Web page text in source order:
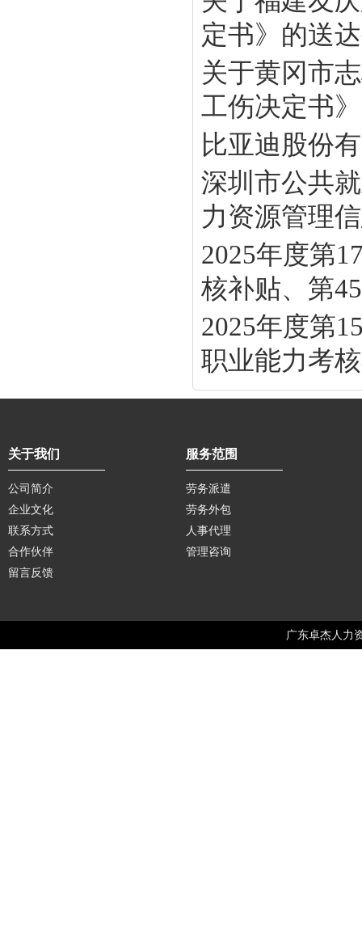
定书》的送
关于黄冈市
工伤决定书
比亚迪股份
深圳市公共
力资源管理
2025年度第
核补贴、第
2025年度第
职业能力考
关于我们
公司简介
企业文化
联系方式
合作伙伴
留言反馈
服务范围
劳务派遣
劳务外包
人事代理
管理咨询
广东卓杰人力